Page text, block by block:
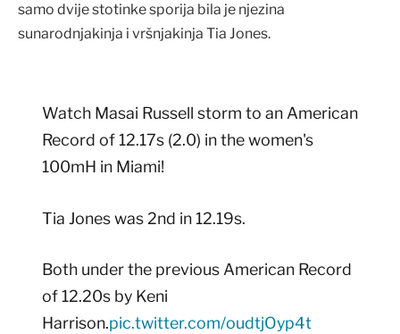
samo dvije stotinke sporija bila je njezina
sunarodnjakinja i vršnjakinja Tia Jones.
Watch Masai Russell storm to an American
Record of 12.17s (2.0) in the women's
100mH in Miami!
Tia Jones was 2nd in 12.19s.
Both under the previous American Record
of 12.20s by Keni
Harrison.pic.twitter.com/oudtjOyp4t